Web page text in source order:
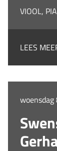
VIOOL,
LEES